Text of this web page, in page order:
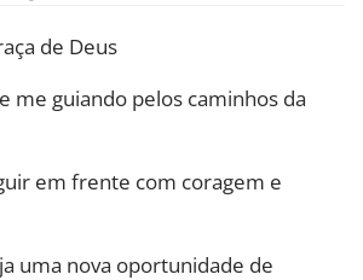
de Deus
me guiando pelos caminhos da
em frente com coragem e
uma nova oportunidade de